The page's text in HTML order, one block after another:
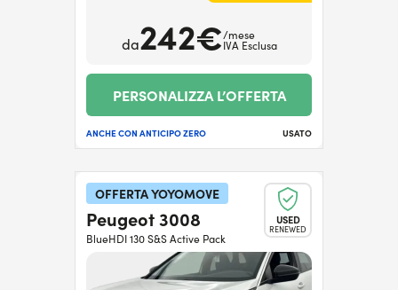
da242€/mese
IVA Esclusa
PERSONALIZZA L’OFFERTA
ANCHE CON ANTICIPO ZERO USATO
OFFERTA YOYOMOVE
USED
RENEWED
Peugeot 3008
BlueHDI 130 S&S Active Pack